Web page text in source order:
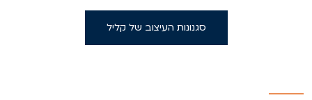
סגנונות העיצוב של קליל